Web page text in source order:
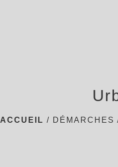
ACCUEIL / DÉMARCHES